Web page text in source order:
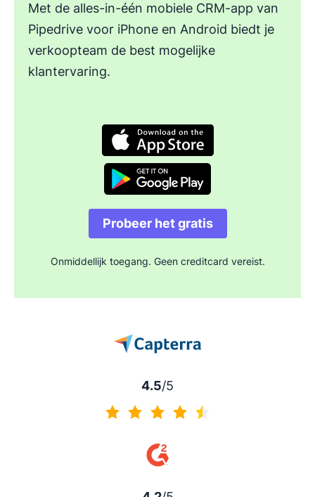
Met de alles-in-één mobiele CRM-app van
Pipedrive voor iPhone en Android biedt je
verkoopteam de best mogelijke
klantervaring.
Opent in nieuw venster
Probeer het gratis
Onmiddellijk toegang. Geen creditcard vereist.
4.5/5